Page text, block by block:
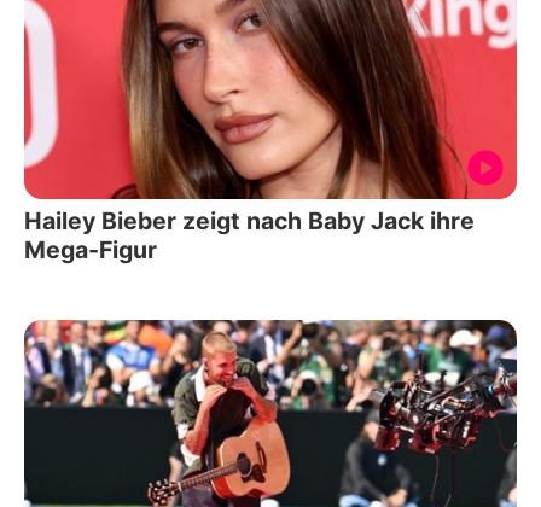
Hailey Bieber zeigt nach Baby Jack ihre
Mega-Figur